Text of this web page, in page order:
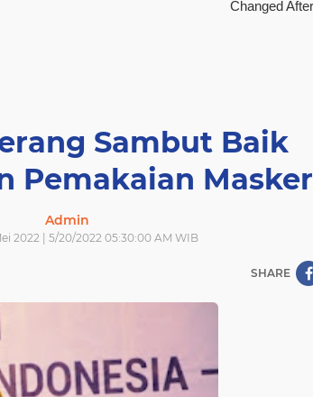
Sambut Baik
Pemakaian Masker
Admin
2022 | 5/20/2022 05:30:00 AM WIB
SHARE